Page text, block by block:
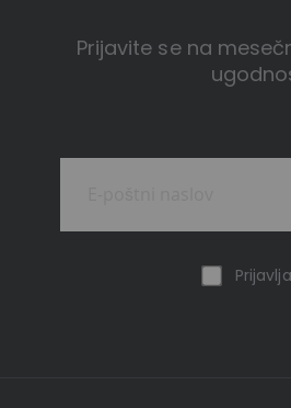
Prijavite se na